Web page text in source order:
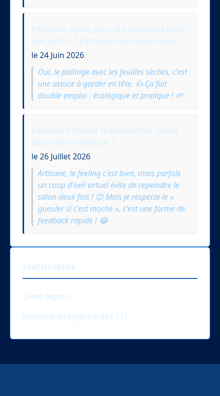
le 24 Juin 2026
Oui, le paillage avec les feuilles sèches, c'est
une astuce à garder en tête. 👍 Ça fait
double emploi : écologique et pratique ! 🌱
le 26 Juillet 2026
Artisane, le feeling c'est bien, mais parfois
un coup d'oeil virtuel évite de repeindre le
salon deux fois ! 😊 Mais je respecte le «
gueuler si c'est moche », c'est une forme de
feedback rapide ! 😂
Statistiques
Likes reçus :
Nombre de sujets créés : 11